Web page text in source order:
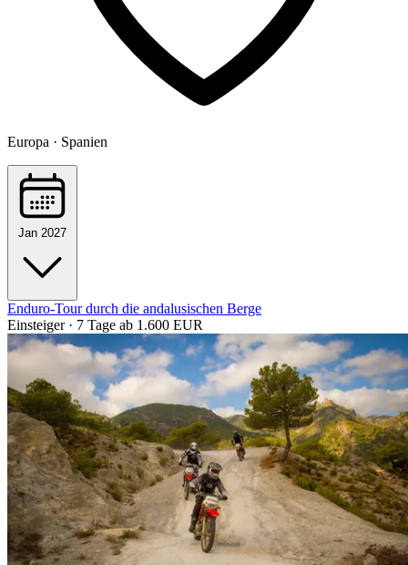
Europa · Spanien
Jan 2027
Enduro-Tour durch die andalusischen Berge
Einsteiger · 7 Tage ab 1.600 EUR